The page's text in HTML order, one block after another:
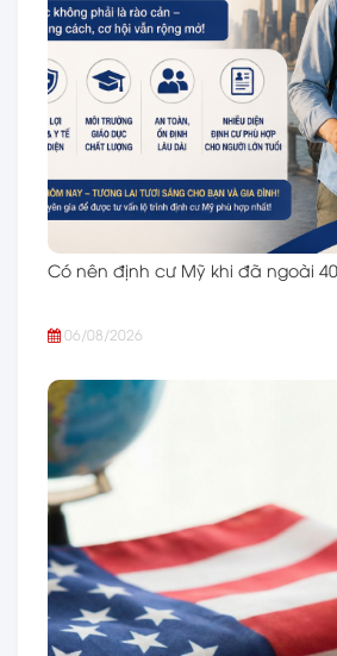
Có nên định cư Mỹ khi đã ngoài
06/08/2026